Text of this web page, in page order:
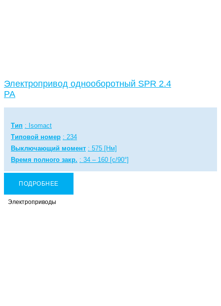
Электропривод однооборотный SPR 2.4
PA
Тип : Isomact
Типовой номер : 234
Выключающий момент : 575 [Нм]
Время полного закр. : 34 – 160 [с/90°]
ПОДРОБНЕЕ
Электроприводы